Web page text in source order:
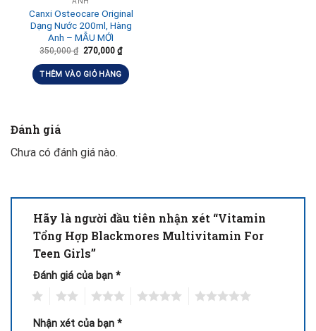
Canxi Osteocare Original
Dạng Nước 200ml, Hàng
Anh – MẪU MỚI
350,000₫ 270,000 ₫
THÊM VÀO GIỎ HÀNG
Đánh giá
Chưa có đánh giá nào.
Hãy là người đầu tiên nhận xét “Vitamin
Tổng Hợp Blackmores Multivitamin For
Teen Girls”
Đánh giá của bạn *
Nhận xét của bạn *